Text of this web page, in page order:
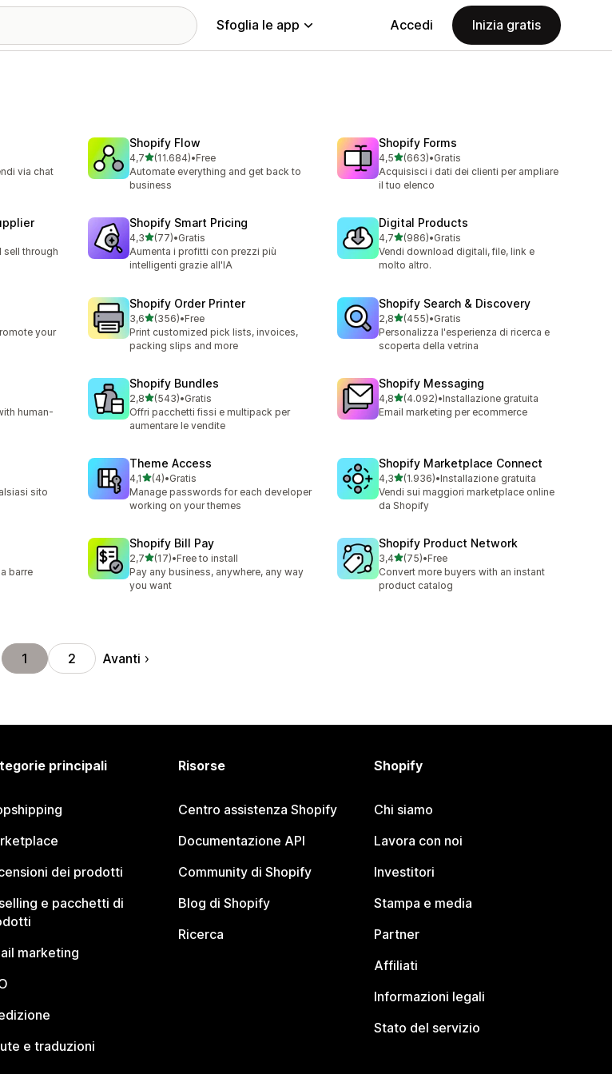
Sfoglia le app Accedi Inizia gratis
via chat
Shopify Flow
4,7stelle su 5
(11.684)
11684 recensioni totali
•Free
Automate everything and get back to
business
Shopify Forms
4,5stelle su 5
(663)
663 recensioni totali
•Gratis
Acquisisci i dati dei clienti per ampliare
il tuo elenco
sell through
Shopify Smart Pricing
4,3stelle su 5
(77)
77 recensioni totali
•Gratis
Aumenta i profitti con prezzi più
intelligenti grazie all'IA
Digital Products
4,7stelle su 5
(986)
986 recensioni totali
•Gratis
Vendi download digitali, file, link e
molto altro.
your
Shopify Order Printer
3,6stelle su 5
(356)
356 recensioni totali
•Free
Print customized pick lists, invoices,
packing slips and more
Shopify Search & Discovery
2,8stelle su 5
(455)
455 recensioni totali
•Gratis
Personalizza l'esperienza di ricerca e
scoperta della vetrina
human-
Shopify Bundles
2,8stelle su 5
(543)
543 recensioni totali
•Gratis
Offri pacchetti fissi e multipack per
aumentare le vendite
Shopify Messaging
4,8stelle su 5
(4.092)
4092 recensioni totali
•Installazione gratuita
Email marketing per ecommerce
sito
Theme Access
4,1stelle su 5
(4)
4 recensioni totali
•Gratis
Manage passwords for each developer
working on your themes
Shopify Marketplace Connect
4,3stelle su 5
(1.936)
1936 recensioni totali
•Installazione gratuita
Vendi sui maggiori marketplace online
da Shopify
barre
Shopify Bill Pay
2,7stelle su 5
(17)
17 recensioni totali
•Free to install
Pay any business, anywhere, any way
you want
Shopify Product Network
3,4stelle su 5
(75)
75 recensioni totali
•Free
Convert more buyers with an instant
product catalog
1 2 Avanti
principali
dei prodotti
e pacchetti di
marketing
e traduzioni
Risorse
Centro assistenza Shopify
Documentazione API
Community di Shopify
Blog di Shopify
Ricerca
Shopify
Chi siamo
Lavora con noi
Investitori
Stampa e media
Partner
Affiliati
Informazioni legali
Stato del servizio